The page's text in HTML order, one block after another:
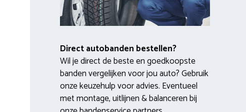
Direct autobanden bestellen?
Wil je direct de beste en goedkoopste
banden vergelijken voor jou auto? Gebruik
onze keuzehulp voor advies. Eventueel
met montage, uitlijnen & balanceren bij